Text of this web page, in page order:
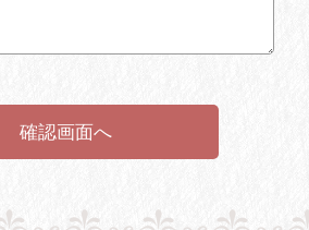
確認画面へ